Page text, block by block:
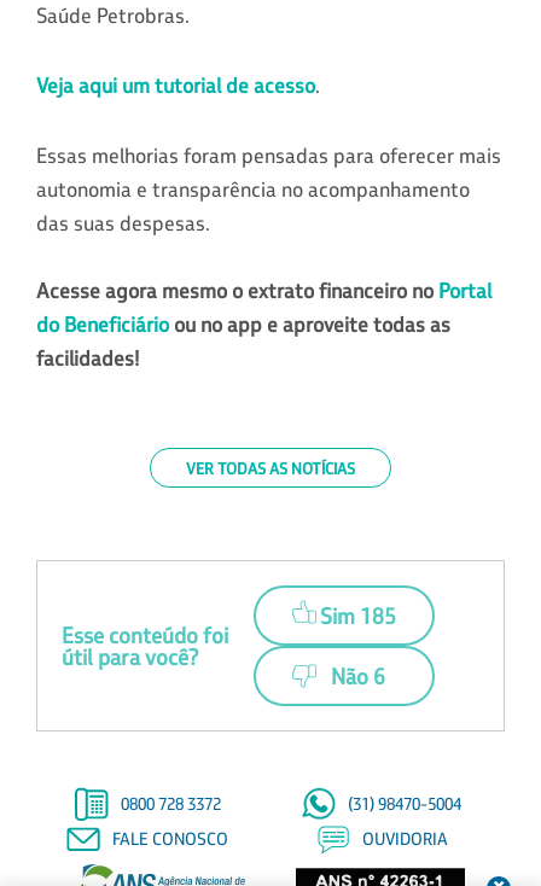
Saúde Petrobras.
Veja aqui um tutorial de acesso.
Essas melhorias foram pensadas para oferecer mais
autonomia e transparência no acompanhamento
das suas despesas.
Acesse agora mesmo o extrato financeiro no Portal
do Beneficiárioou no app e aproveite todas as
facilidades!
VER TODAS AS NOTÍCIAS
Esse conteúdo foi
útil para você?
Sim 185
Não 6
0800 728 3372
(31) 98470-5004
FALE CONOSCO
OUVIDORIA